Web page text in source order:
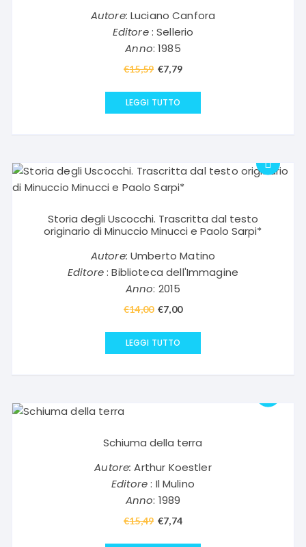
Autore: Luciano Canfora
Editore: Sellerio
Anno: 1985
€15,59 Il
originale
€7,79Il
LEGGI TUTTO
Storia degli Uscocchi. Trascritta dal testo
originario di Minuccio Minucci e Paolo Sarpi*
Autore: Umberto Matino
Editore: Biblioteca dell'Immagine
Anno: 2015
€14,00 Il
originale
€7,00Il
LEGGI TUTTO
Schiuma della terra
Autore: Arthur Koestler
Editore: Il Mulino
Anno: 1989
€15,49 Il
€7,74Il